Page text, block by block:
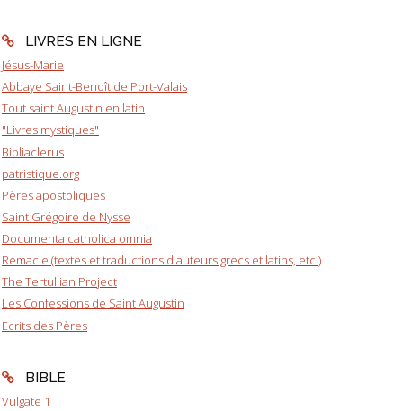
LIVRES EN LIGNE
Jésus-Marie
Abbaye Saint-Benoît de Port-Valais
Tout saint Augustin en latin
"Livres mystiques"
Bibliaclerus
patristique.org
Pères apostoliques
Saint Grégoire de Nysse
Documenta catholica omnia
Remacle (textes et traductions d'auteurs grecs et latins, etc.)
The Tertullian Project
Les Confessions de Saint Augustin
Ecrits des Pères
BIBLE
Vulgate 1